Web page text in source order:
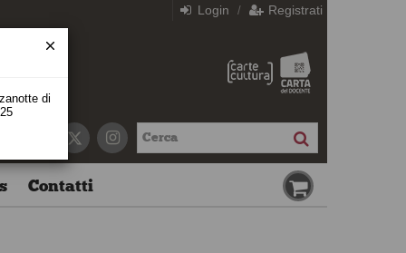
Login / Registrati
Contatti
di